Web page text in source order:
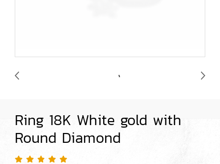
Ring 18K White gold with
Round Diamond